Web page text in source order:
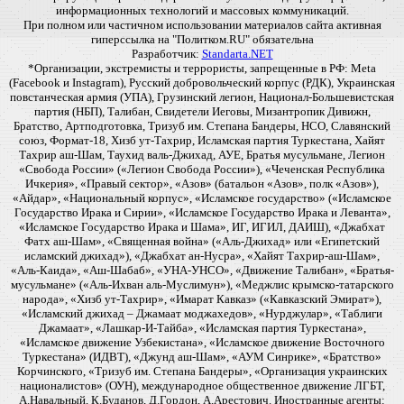
информационных технологий и массовых коммуникаций.
При полном или частичном использовании материалов сайта активная
гиперссылка на "Политком.RU" обязательна
Разработчик: Standarta.NET
*Организации, экстремисты и террористы, запрещенные в РФ: Meta
(Facebook и Instagram), Русский добровольческий корпус (РДК), Украинская
повстанческая армия (УПА), Грузинский легион, Национал-Большевистская
партия (НБП), Талибан, Свидетели Иеговы, Мизантропик Дивижн,
Братство, Артподготовка, Тризуб им. Степана Бандеры, НСО, Славянский
союз, Формат-18, Хизб ут-Тахрир, Исламская партия Туркестана, Хайят
Тахрир аш-Шам, Таухид валь-Джихад, АУЕ, Братья мусульмане, Легион
«Свобода России» («Легион Свобода России»), «Чеченская Республика
Ичкерия», «Правый сектор», «Азов» (батальон «Азов», полк «Азов»),
«Айдар», «Национальный корпус», «Исламское государство» («Исламское
Государство Ирака и Сирии», «Исламское Государство Ирака и Леванта»,
«Исламское Государство Ирака и Шама», ИГ, ИГИЛ, ДАИШ), «Джабхат
Фатх аш-Шам», «Священная война» («Аль-Джихад» или «Египетский
исламский джихад»), «Джабхат ан-Нусра», «Хайят Тахрир-аш-Шам»,
«Аль-Каида», «Аш-Шабаб», «УНА-УНСО», «Движение Талибан», «Братья-
мусульмане» («Аль-Ихван аль-Муслимун»), «Меджлис крымско-татарского
народа», «Хизб ут-Тахрир», «Имарат Кавказ» («Кавказский Эмират»),
«Исламский джихад – Джамаат моджахедов», «Нурджулар», «Таблиги
Джамаат», «Лашкар-И-Тайба», «Исламская партия Туркестана»,
«Исламское движение Узбекистана», «Исламское движение Восточного
Туркестана» (ИДВТ), «Джунд аш-Шам», «АУМ Синрике», «Братство»
Корчинского, «Тризуб им. Степана Бандеры», «Организация украинских
националистов» (ОУН), международное общественное движение ЛГБТ,
А.Навальный, К.Буданов, Д.Гордон, А.Арестович. Иностранные агенты: